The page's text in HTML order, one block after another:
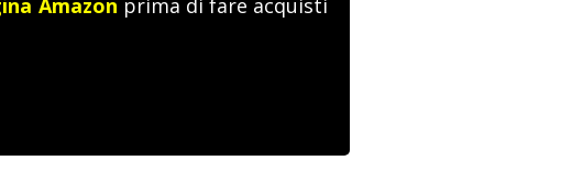
Amazon prima di fare acquisti